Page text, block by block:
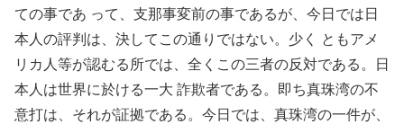
ての事であ って、支那事変前の事であるが、今日では日
本人の評判は、決してこの通りではない。少く ともアメ
リカ人等が認むる所では、全くこの三者の反対である。日
本人は世界に於ける一大 詐欺者である。即ち真珠湾の不
意打は、それが証拠である。今日では、真珠湾の一件が、